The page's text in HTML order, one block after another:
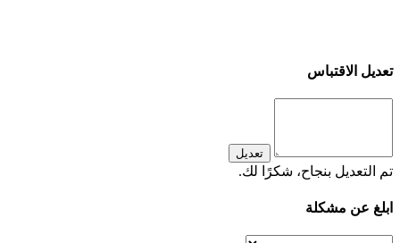
تعديل الاقتباس
تعديل
تم التعديل بنجاح، شكرًا لك.
ابلغ عن مشكلة